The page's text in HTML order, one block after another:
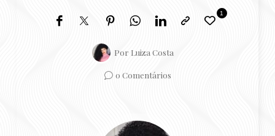
Por Luiza Costa
1
0 Comentários